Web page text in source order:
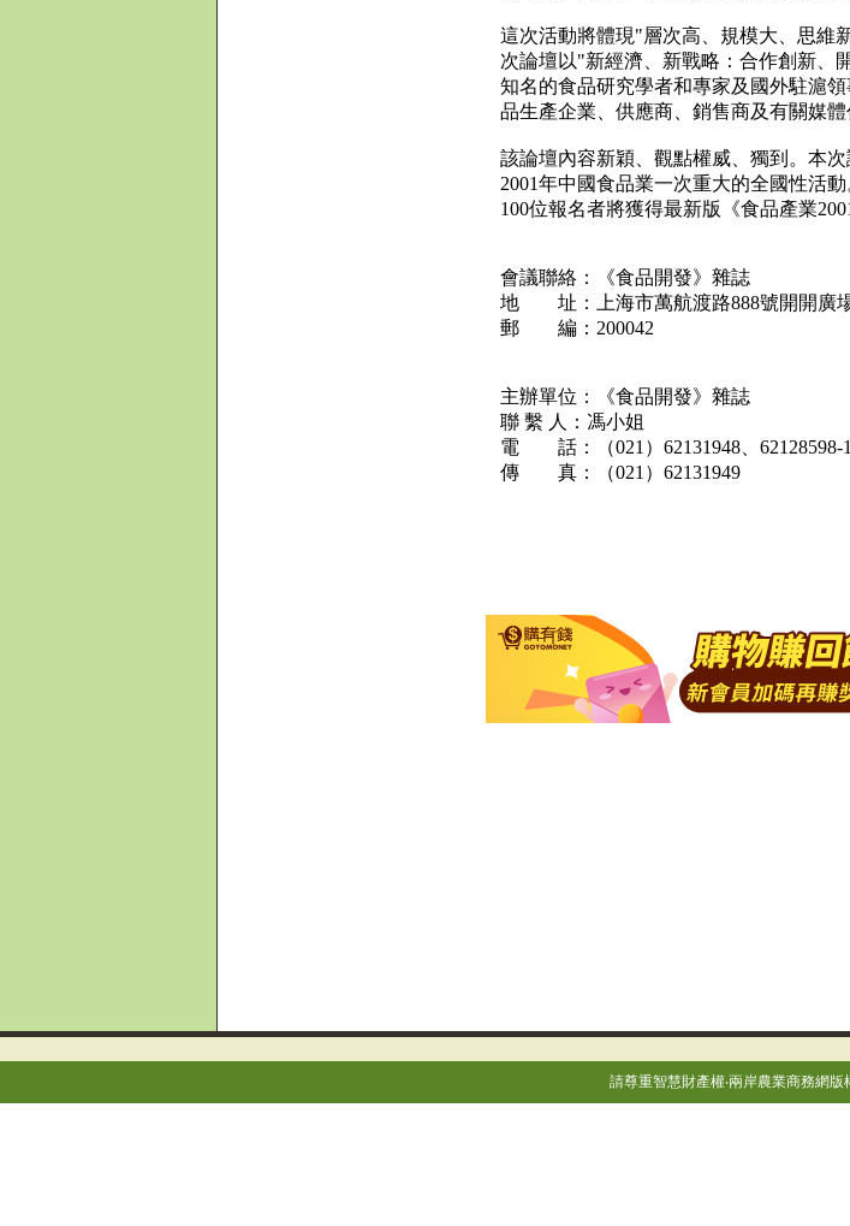
這次活動將體現"層次高、規模大、思維
次論壇以"新經濟、新戰略：合作創新、
知名的食品研究學者和專家及國外駐滬
品生產企業、供應商、銷售商及有關媒
該論壇內容新穎、觀點權威、獨到。本
2001年中國食品業一次重大的全國性活
100位報名者將獲得最新版《食品產業
會議聯絡：《食品開發》雜誌
地 址：上海市萬航渡路888號開開
郵 編：200042
主辦單位：《食品開發》雜誌
聯 繫 人：馮小姐
電 話：（021）62131948、62128598-
傳 真：（021）62131949
請尊重智慧財產權‧兩岸農業商務網版